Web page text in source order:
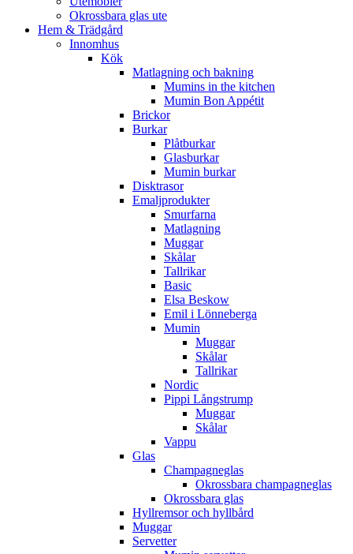
Okrossbara glas ute
Hem & Trädgård
Innomhus
Kök
Matlagning och bakning
Mumins in the kitchen
Mumin Bon Appétit
Brickor
Burkar
Plåtburkar
Glasburkar
Mumin burkar
Disktrasor
Emaljprodukter
Smurfarna
Matlagning
Muggar
Skålar
Tallrikar
Basic
Elsa Beskow
Emil i Lönneberga
Mumin
Muggar
Skålar
Tallrikar
Nordic
Pippi Långstrump
Muggar
Skålar
Vappu
Glas
Champagneglas
Okrossbara champagneglas
Okrossbara glas
Hyllremsor och hyllbård
Muggar
Servetter